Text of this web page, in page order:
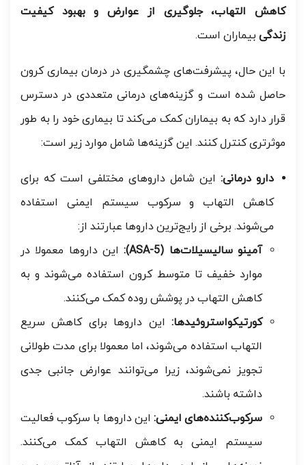
کاهش التهاب، جلوگیری از عوارض و بهبود کیفیت
زندگی بیماران است.
با این حال، پیشرفت‌های چشمگیری در درمان بیماری کرون
حاصل شده است و گزینه‌های درمانی متعددی در دسترس
قرار دارد که به بیماران کمک می‌کند تا بیماری خود را به طور
موثرتری کنترل کنند. این گزینه‌ها شامل موارد زیر است:
دارو درمانی: این شامل داروهای مختلفی است که برای
کاهش التهاب و سرکوب سیستم ایمنی استفاده
می‌شوند. برخی از رایج‌ترین داروها عبارتند از:
آمینو سالیسیلات‌ها (5-ASA):
این داروها معمولا در
موارد خفیف تا متوسط کرون استفاده می‌شوند و به
کاهش التهاب در پوشش روده کمک می‌کنند.
کورتیکواستروئیدها: این داروها برای کاهش سریع
التهاب استفاده می‌شوند، اما معمولا برای مدت طولانی
تجویز نمی‌شوند، زیرا می‌توانند عوارض جانبی جدی
داشته باشند.
سرکوب‌کننده‌های ایمنی: این داروها با سرکوب فعالیت
سیستم ایمنی به کاهش التهاب کمک می‌کنند.